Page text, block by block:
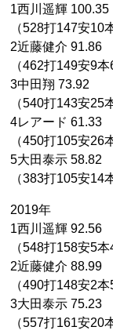
1西川遥輝 100.35
（528打147安10
2近藤健介 91.86
（462打149安9
3中田翔 73.92
（540打143安25
4レアード 61.33
（450打105安26
5大田泰示 58.82
（383打105安14
2019年
1西川遥輝 92.56
（548打158安5
2近藤健介 88.99
（490打148安2
3大田泰示 75.23
（557打161安20